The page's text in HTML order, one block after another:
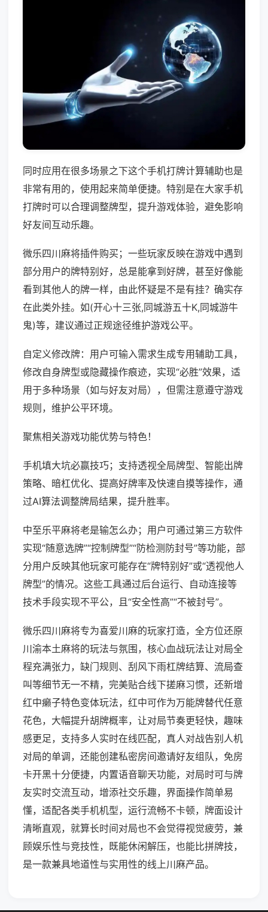
同时应用在很多场景之下这个手机打牌计算辅助也是
非常有用的，使用起来简单便捷。特别是在大家手机
打牌时可以合理调整牌型，提升游戏体验，避免影响
好友间互动乐趣。
微乐四川麻将插件购买；一些玩家反映在游戏中遇到
部分用户的牌特别好，总是能拿到好牌，甚至好像能
看到其他人的牌一样，由此怀疑是不是有挂？确实存
在此类外挂。如(开心十三张,同城游五十K,同城游牛
鬼)等，建议通过正规途径维护游戏公平。
自定义修改牌：用户可输入需求生成专用辅助工具，
修改自身牌型或隐藏操作痕迹，实现“必胜”效果，适
用于多种场景（如与好友对局），但需注意遵守游戏
规则，维护公平环境。
聚焦相关游戏功能优势与特色！
手机填大坑必赢技巧；支持透视全局牌型、智能出牌
策略、暗杠优化、提高好牌率及快速自摸等操作，通
过AI算法调整牌局结果，提升胜率。
中至乐平麻将老是输怎么办；用户可通过第三方软件
实现“随意选牌”“控制牌型”“防检测防封号”等功能，部
分用户反映其他玩家可能存在“牌特别好”或“透视他人
牌型”的情况。这些工具通过后台运行、自动连接等
技术手段实现不平公，且“安全性高”“不被封号”。
微乐四川麻将专为喜爱川麻的玩家打造，全方位还原
川渝本土麻将的玩法与氛围，核心血战玩法让对局全
程充满张力，缺门规则、刮风下雨杠牌结算、流局查
叫等细节无一不精，完美贴合线下搓麻习惯，还新增
红中癞子特色变体玩法，红中可作为万能牌替代任意
花色，大幅提升胡牌概率，让对局节奏更轻快，趣味
感更足，支持多人实时在线匹配，真人对战告别人机
对局的单调，还能创建私密房间邀请好友组队，免房
卡开黑十分便捷，内置语音聊天功能，对局时可与牌
友实时交流互动，增添社交乐趣，界面操作简单易
懂，适配各类手机机型，运行流畅不卡顿，牌面设计
清晰直观，就算长时间对局也不会觉得视觉疲劳，兼
顾娱乐性与竞技性，既能休闲解压，也能比拼牌技，
是一款兼具地道性与实用性的线上川麻产品。